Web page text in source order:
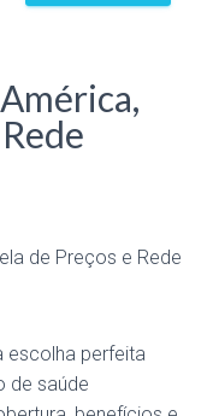
escolha perfeita
de saúde